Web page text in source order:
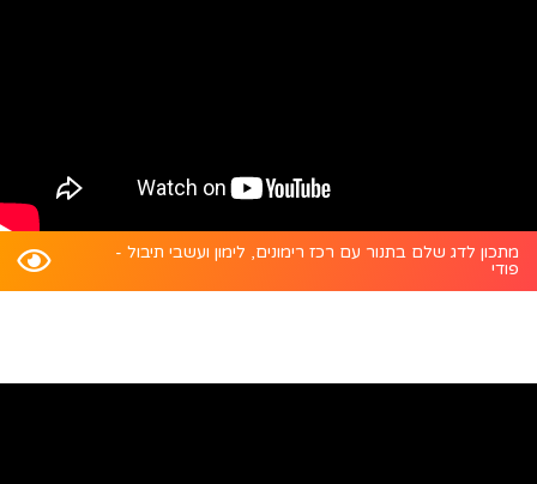
מתכון לדג שלם בתנור עם רכז רימונים, לימון ועשבי תיבול -
פודי